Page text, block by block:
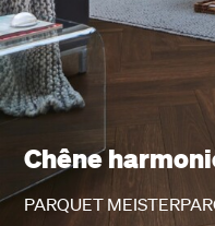
Chêne
PARQUET